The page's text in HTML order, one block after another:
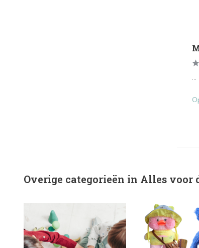
Overige categorieën in Alles voor